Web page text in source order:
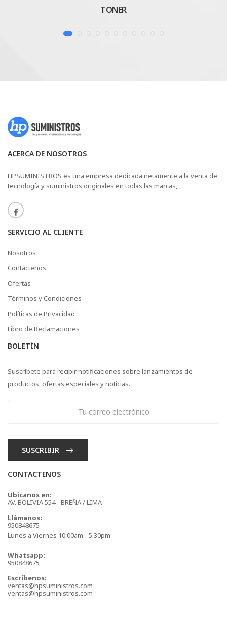
TONER
ACERCA DE NOSOTROS
HPSUMINISTROS es una empresa dedicada netamente a la venta de
tecnología y suministros originales en todas las marcas,
SERVICIO AL CLIENTE
Nosotros
Contáctenos
Ofertas
Términos y Condiciones
Políticas de Privacidad
Libro de Reclamaciones
BOLETÍN
Suscríbete para recibir notificaciones sobre lanzamientos de
productos, ofertas especiales y noticias.
SUSCRIBIR
CONTÁCTENOS
Ubicanos en:
AV. BOLIVIA 554 - BREÑA / LIMA
Llámanos:
950848675
Lunes a Viernes 10:00am - 5:30pm
Whatsapp:
950848675
Escríbenos:
ventas@hpsuministros.com
ventas@hpsuministros.com